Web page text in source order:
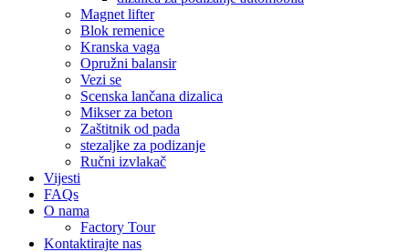
Magnet lifter
Blok remenice
Kranska vaga
Opružni balansir
Vezi se
Scenska lančana dizalica
Mikser za beton
Zaštitnik od pada
stezaljke za podizanje
Ručni izvlakač
Vijesti
FAQs
O nama
Factory Tour
Kontaktirajte nas